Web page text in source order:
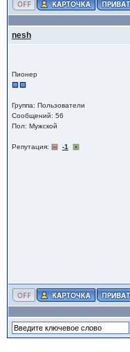
nesh
Пионер
Группа: Пользователи
Сообщений: 56
Пол: Мужской
Репутация: -1